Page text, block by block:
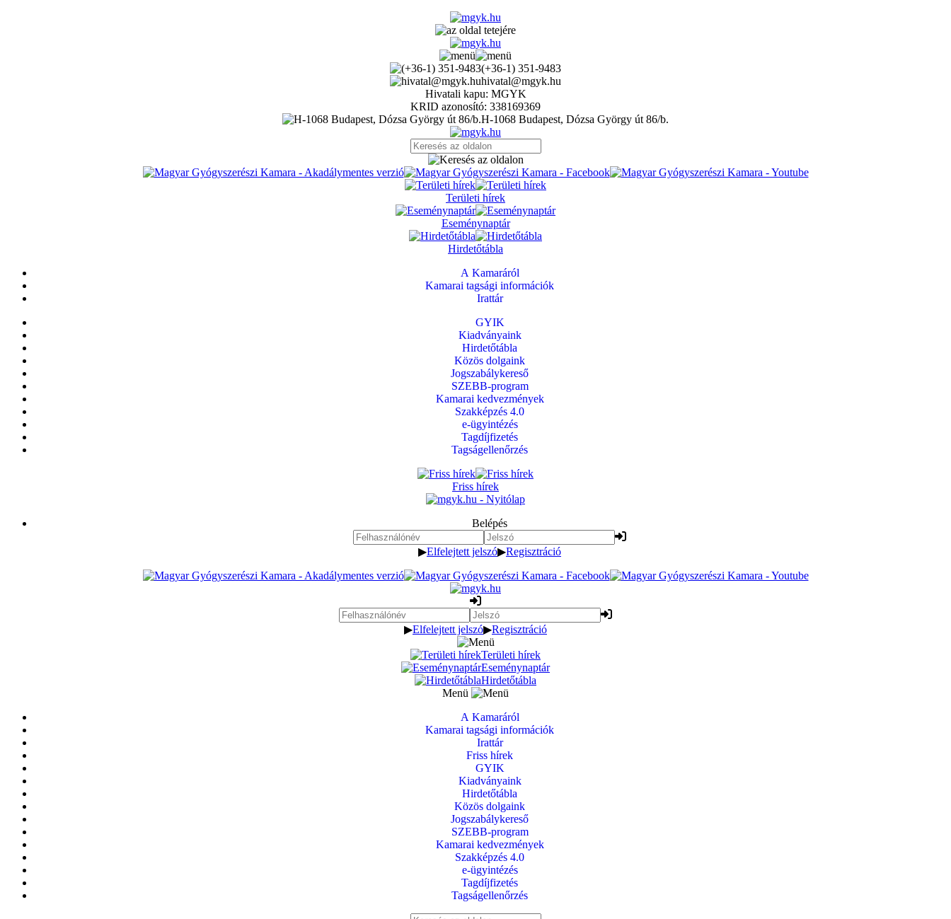
(+36-1) 351-9483
hivatal@mgyk.hu
Hivatali kapu: MGYK
KRID azonosító: 338169369
H-1068 Budapest, Dózsa György út 86/b.
Területi hírek
Eseménynaptár
Hirdetőtábla
A Kamaráról
Kamarai tagsági információk
Irattár
GYIK
Kiadványaink
Hirdetőtábla
Közös dolgaink
Jogszabálykereső
SZEBB-program
Kamarai kedvezmények
Szakképzés 4.0
e-ügyintézés
Tagdíjfizetés
Tagságellenőrzés
Friss hírek
Belépés
▶Elfelejtett jelszó▶Regisztráció
▶Elfelejtett jelszó▶Regisztráció
Területi hírek
Eseménynaptár
Hirdetőtábla
Menü
A Kamaráról
Kamarai tagsági információk
Irattár
Friss hírek
GYIK
Kiadványaink
Hirdetőtábla
Közös dolgaink
Jogszabálykereső
SZEBB-program
Kamarai kedvezmények
Szakképzés 4.0
e-ügyintézés
Tagdíjfizetés
Tagságellenőrzés